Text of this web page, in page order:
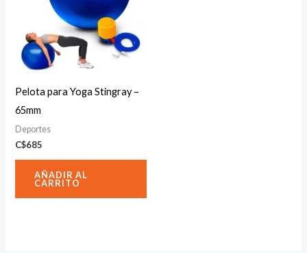
Pelota para Yoga Stingray –
65mm
Deportes
C$685
AÑADIR AL
CARRITO